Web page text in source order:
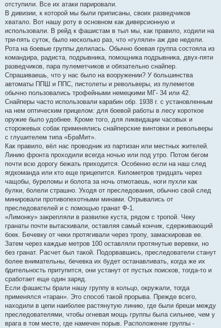
отступили. Все их атаки парировали.
В дивизии, к которой мы были приписаны, своих разведчиков
хватало. Вот нашу роту в основном как диверсионную и
использовали. В рейд к фашистам в тыл мы, как правило, ходили на
три-пять суток, было несколько раз, что «гуляли» аж две недели.
Рота на боевые группы делилась. Обычно боевая группа состояла из
командира, радиста, подрывника, помощника подрывника, двух-пяти
разведчиков, пара пулеметчиков и обязательно снайпер.
Спрашиваешь, что у нас было на вооружении? У большинства
автоматы ППШ и ППС, пистолеты и револьверы, из пулеметов
обычно пользовались трофейными немецкими МГ- 34 или 42.
Снайперы часто использовали карабин обр. 1938 г. с установленным
на нем оптическим прицелом: для боевой работы в лесу короткое
оружие было удобнее. Кроме того, для ликвидации часовых и
сторожевых собак применялись снайперские винтовки и револьверы
с глушителем типа «БраМит».
Как правило, вёл нас проводник из партизан или местных жителей.
Линию фронта проходили всегда ночью или под утро. Потом бегом
почти всю дорогу бежать приходится. Особенно если на наш след
ягдкоманда или кто еще прицепится. Километров тридцать через
чащобы, буреломы и болота за ночь отмотаешь, ноги пухли как
булки, болели страшно. Уходя от преследования, обычно свой след
минировали противопехотными минами. Отрывались от
преследователей и с помощью гранат Ф-1.
«Лимонку» закрепляли в развилке куста, рядом с тропой. Чеку
гранаты почти вытаскивали, оставляя самый кончик, сдерживающий
боек. Бечевку от чеки протягивали через тропу, замаскировав ее.
Затем через каждые метров 100 оставляли протянутые веревки, но
без гранат. Расчет был такой. Подорвавшись, преследователи станут
более внимательны, бечевка их будет останавливать, когда же их
бдительность притупится, они устанут от пустых поисков, тогда-то и
сработает еще один заряд.
Если фашисты брали нашу группу в кольцо, окружали, тогда
применялся «таран». Это способ такой прорыва. Прежде всего,
находили в цепи наиболее растянутую линию, где были бреши между
преследователями, чтобы огневая мощь группы была сильнее, чем у
врага в том месте, где намечен порыв. Расположение группы -